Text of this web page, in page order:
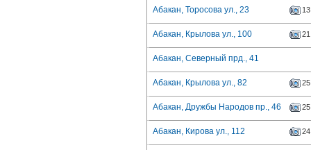
Абакан, Торосова ул., 23 13
Абакан, Крылова ул., 100 21
Абакан, Северный прд., 41
Абакан, Крылова ул., 82 25
Абакан, Дружбы Народов пр., 46 25
Абакан, Кирова ул., 112 24